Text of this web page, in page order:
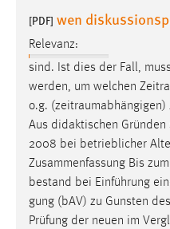
[PDF] wen
Relevanz:
sind. Ist dies der Fall,
werden, um welchen
o.g. (zeitraumabhängigen)
Aus didaktischen
2008 bei betrieblicher
Zusammenfassung Bis zum
bestand bei Einführung
gung (bAV) zu Gunsten
Prüfung der neuen im